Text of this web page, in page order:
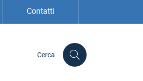
Contatti
Cerca